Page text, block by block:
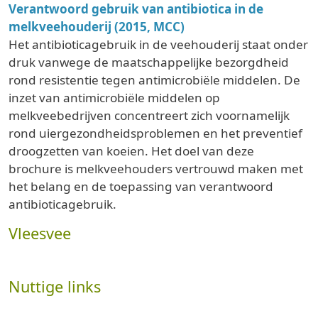
Verantwoord gebruik van antibiotica in de
melkveehouderij (2015, MCC)
Het antibioticagebruik in de veehouderij staat onder
druk vanwege de maatschappelijke bezorgdheid
rond resistentie tegen antimicrobiële middelen. De
inzet van antimicrobiële middelen op
melkveebedrijven concentreert zich voornamelijk
rond uiergezondheidsproblemen en het preventief
droogzetten van koeien. Het doel van deze
brochure is melkveehouders vertrouwd maken met
het belang en de toepassing van verantwoord
antibioticagebruik.
Vleesvee
Nuttige links